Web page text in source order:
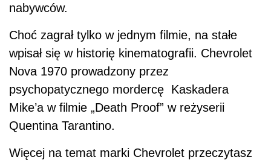
nabywców.
Choć zagrał tylko w jednym filmie, na stałe
wpisał się w historię kinematografii. Chevrolet
Nova 1970 prowadzony przez
psychopatycznego mordercę Kaskadera
Mike’a w filmie „Death Proof” w reżyserii
Quentina Tarantino.
Więcej na temat marki Chevrolet przeczytasz